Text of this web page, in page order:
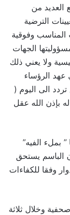
العديد من
الترضية
وفوقية
الجهات
ولا يعني ذلك
عهد الرؤساء
الى اليوم (
بإذن الله عقل
بملء الفيه”
الباسم يستحق
وفقا للكفاءات
وخلال ثلاثة